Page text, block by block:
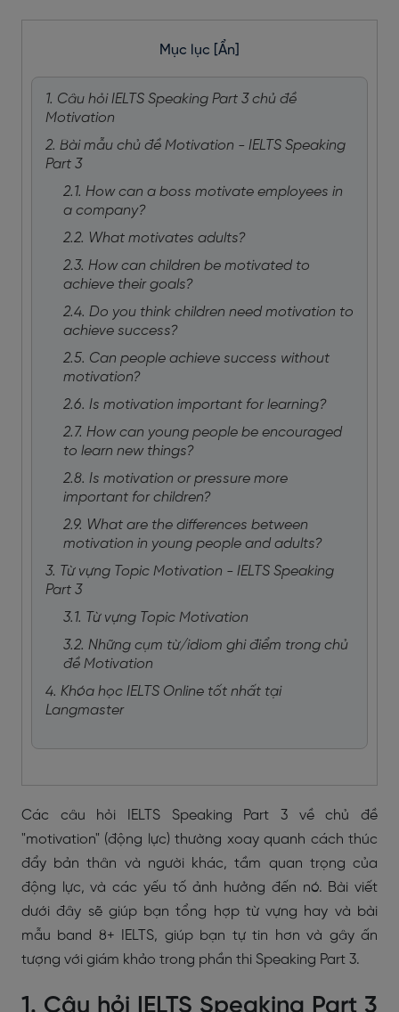
Mục lục [Ẩn]
1. Câu hỏi IELTS Speaking Part 3 chủ đề
Motivation
2. Bài mẫu chủ đề Motivation - IELTS Speaking
Part 3
2.1. How can a boss motivate employees in
a company?
2.2. What motivates adults?
2.3. How can children be motivated to
achieve their goals?
2.4. Do you think children need motivation to
achieve success?
2.5. Can people achieve success without
motivation?
2.6. Is motivation important for learning?
2.7. How can young people be encouraged
to learn new things?
2.8. Is motivation or pressure more
important for children?
2.9. What are the differences between
motivation in young people and adults?
3. Từ vựng Topic Motivation - IELTS Speaking
Part 3
3.1. Từ vựng Topic Motivation
3.2. Những cụm từ/idiom ghi điểm trong chủ
đề Motivation
4. Khóa học IELTS Online tốt nhất tại
Langmaster
Các câu hỏi IELTS Speaking Part 3 về chủ đề
"motivation" (động lực) thường xoay quanh cách thúc
đẩy bản thân và người khác, tầm quan trọng của
động lực, và các yếu tố ảnh hưởng đến nó. Bài viết
dưới đây sẽ giúp bạn tổng hợp từ vựng hay và bài
mẫu band 8+ IELTS, giúp bạn tự tin hơn và gây ấn
tượng với giám khảo trong phần thi Speaking Part 3.
1. Câu hỏi IELTS Speaking Part 3